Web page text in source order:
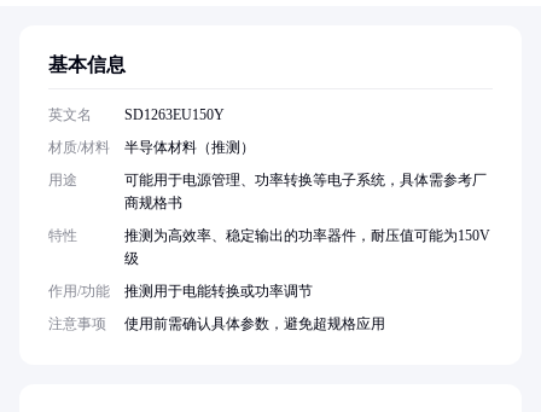
基本信息
英文名
SD1263EU150Y
材质/材料
半导体材料（推测）
用途
可能用于电源管理、功率转换等电子系统，具体需参考厂
商规格书
特性
推测为高效率、稳定输出的功率器件，耐压值可能为150V
级
作用/功能
推测用于电能转换或功率调节
注意事项
使用前需确认具体参数，避免超规格应用